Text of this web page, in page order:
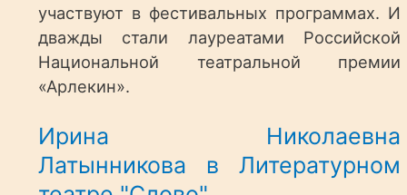
участвуют в фестивальных программах. И
дважды стали лауреатами Российской
Национальной театральной премии
«Арлекин».
Ирина Николаевна
Латынникова в Литературном